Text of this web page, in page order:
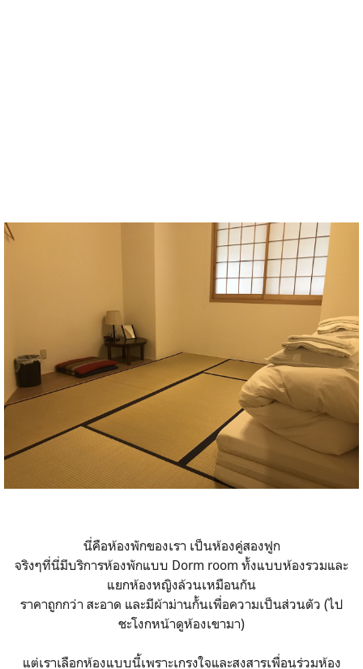
นี่คือห้องพักของเรา เป็นห้องคู่สองฟูก
จริงๆที่นี่มีบริการห้องพักแบบ Dorm room ทั้งแบบห้องรวมและ
แยกห้องหญิงล้วนเหมือนกัน
ราคาถูกกว่า สะอาด และมีผ้าม่านกั้นเพื่อความเป็นส่วนตัว (ไป
ชะโงกหน้าดูห้องเขามา)
แต่เราเลือกห้องแบบนี้เพราะเกรงใจและสงสารเพื่อนร่วมห้อง